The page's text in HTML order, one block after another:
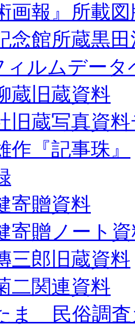
画報』所載
念館所蔵黒
ィルムデータ
蔵旧蔵資料
旧蔵写真資
作『記事珠』
寄贈資料
寄贈ノート
三郎旧蔵資料
二関連資料
ま 民俗調査